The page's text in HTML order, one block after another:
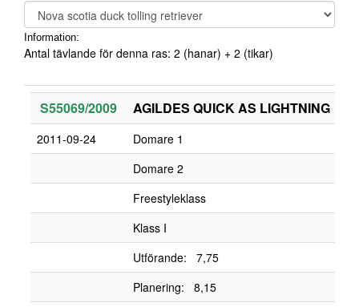
Information:
Antal tävlande för denna ras: 2 (hanar) + 2 (tikar)
S55069/2009 AGILDES QUICK AS LIGHTNING
2011-09-24
Domare 1
Domare 2
Freestyleklass
Klass I
Utförande: 7,75
Planering: 8,15